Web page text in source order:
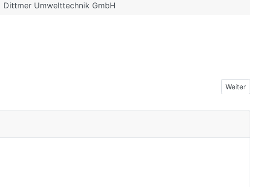
Dittmer Umwelttechnik GmbH
Nächster
Weiter